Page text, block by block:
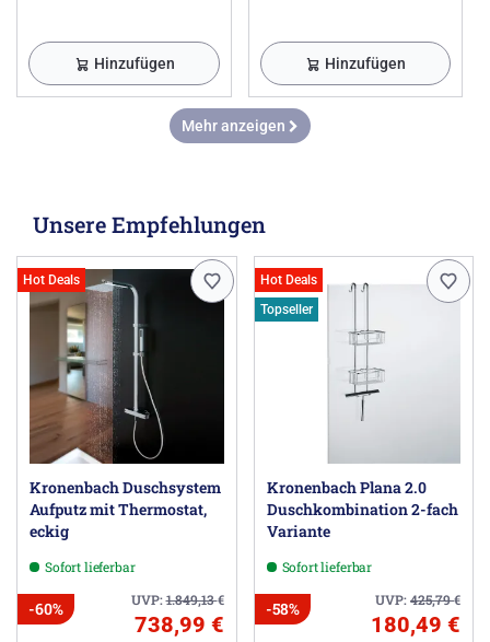
Hinzufügen Hinzufügen
Mehr anzeigen
Unsere Empfehlungen
Hot Deals
Kronenbach Duschsystem
Aufputz mit Thermostat,
eckig
Sofort lieferbar
UVP:1.849,13€
-60%
738,99 €
Hot Deals
Topseller
Kronenbach Plana 2.0
Duschkombination 2-fach
Variante
Sofort lieferbar
UVP:425,79€
-58%
180,49 €